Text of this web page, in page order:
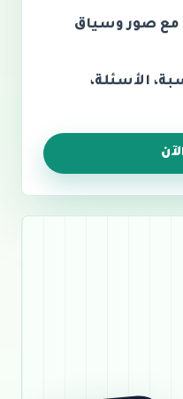
مع صور وسياق
الأسئلة،